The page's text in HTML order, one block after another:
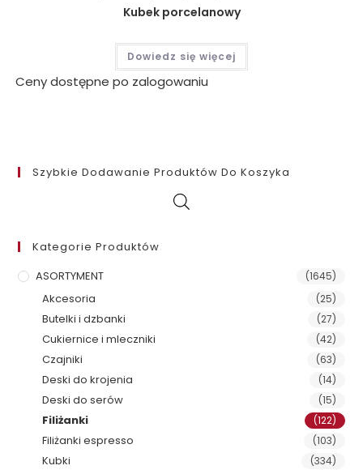
Kubek porcelanowy
Dowiedz się więcej
Ceny dostępne po zalogowaniu
Szybkie Dodawanie Produktów Do Koszyka
Kategorie Produktów
ASORTYMENT
(1645)
Akcesoria (25)
Butelki i dzbanki (27)
Cukiernice i mleczniki (42)
Czajniki (63)
Deski do krojenia (14)
Deski do serów (15)
Filiżanki (122)
Filiżanki espresso (103)
Kubki (334)